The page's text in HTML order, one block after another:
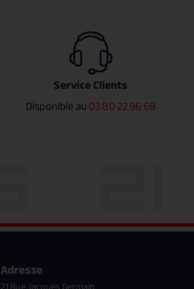
Service Clients
Disponible au03 80 22 96 68
Adresse